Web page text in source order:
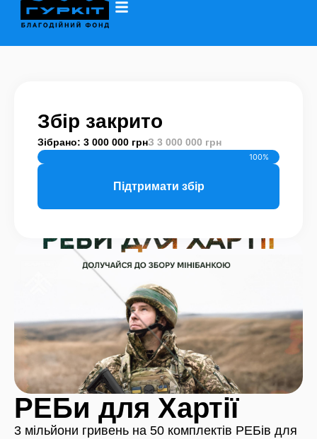
РЕБи для Хартії
3 мільйони гривень на 50 комплектів РЕБів для
Збір закрито
Зібрано: 3 000 000 грнЗ 3 000 000 грн
100%
Підтримати збір